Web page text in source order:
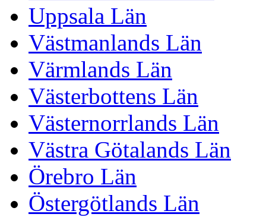
Uppsala Län
Västmanlands Län
Värmlands Län
Västerbottens Län
Västernorrlands Län
Västra Götalands Län
Örebro Län
Östergötlands Län